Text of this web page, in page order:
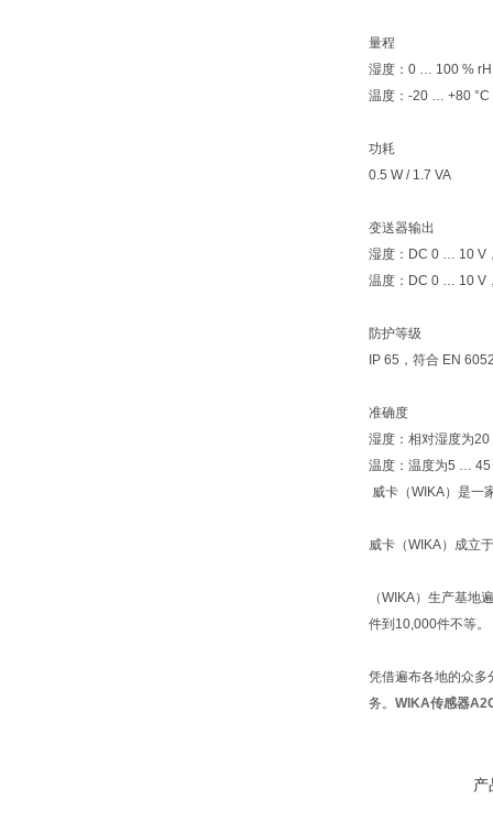
量程
湿度：0 … 100 % rH
温度：-20 … +80 °C
功耗
0.5 W / 1.7 VA
变送器输出
湿度：DC 0 … 10 V
温度：DC 0 … 10 V
防护等级
IP 65，符合 EN
准确度
湿度：相对湿度为
温度：温度为5 … 45
威卡（WIKA）是一
威卡（WIKA）成立
（WIKA）生产基
件到10,000件不等。
凭借遍布各地的众多
务。 WIKA传感器
产